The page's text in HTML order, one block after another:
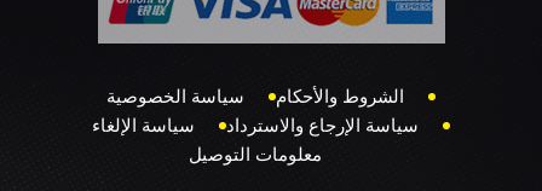
الشروط والأحكام
سياسة الخصوصية
سياسة الإرجاع والاسترداد
سياسة الإلغاء
معلومات التوصيل